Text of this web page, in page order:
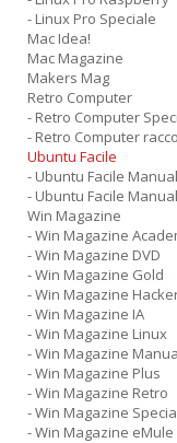
- Linux Pro Speciale
Mac Idea!
Mac Magazine
Makers Mag
Retro Computer
- Retro Computer
- Retro Computer
Ubuntu Facile
- Ubuntu Facile
- Ubuntu Facile
Win Magazine
- Win Magazine
- Win Magazine DVD
- Win Magazine Gold
- Win Magazine
- Win Magazine IA
- Win Magazine Linux
- Win Magazine
- Win Magazine Plus
- Win Magazine Retro
- Win Magazine
- Win Magazine eMule